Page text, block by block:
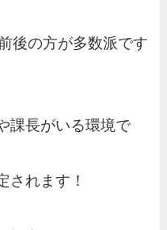
後の方が多数派です
課長がいる環境で
されます！